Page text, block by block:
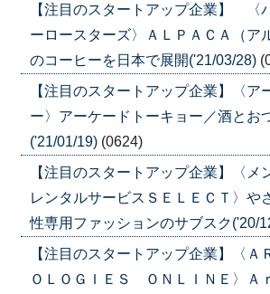
【注目のスタートアップ企業】 〈
ーロースターズ〉ＡＬＰＡＣＡ（ア
のコーヒーを日本で展開('21/03/28)
【注目のスタートアップ企業】〈ア
ー〉アーケードトーキョー／酒とお
('21/01/19) (0624)
【注目のスタートアップ企業】〈メ
レンタルサービスＳＥＬＥＣＴ〉や
性専用ファッションのサブスク('20/
【注目のスタートアップ企業】〈
ＯＬＯＧＩＥＳ ＯＮＬＩＮＥ〉Ａ